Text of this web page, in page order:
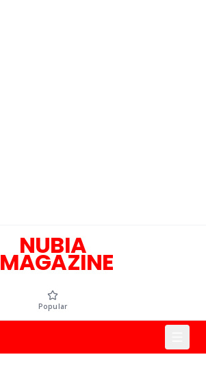
NUBIA
MAGAZINE!
Popular